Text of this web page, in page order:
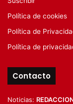
Política de cookies
Política de
Política de
Contacto
Noticias: